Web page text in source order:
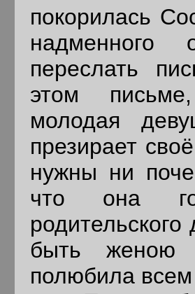
покорилась
надменного
переслать
этом
молодая
презирает
нужны ни
что она
быть женою
полюбила